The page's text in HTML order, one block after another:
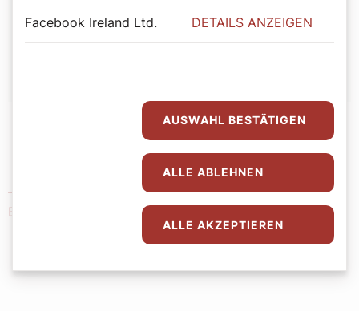
Sandra Lobnig
Nähere Informationen zur Pfarre zur Frohen
Botschaft in Wien 4 mit 5
Facebook Ireland Ltd. DETAILS ANZEIGEN
AUSWAHL BESTÄTIGEN
ALLE ABLEHNEN
ALLE AKZEPTIEREN